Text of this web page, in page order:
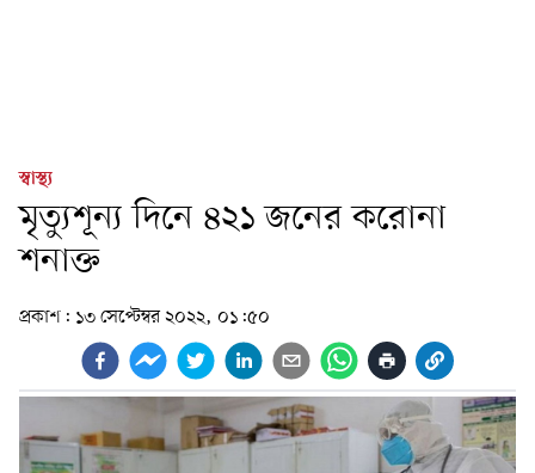
স্বাস্থ্য
মৃত্যুশূন্য দিনে ৪২১ জনের করোনা
শনাক্ত
প্রকাশ: ১৩ সেপ্টেম্বর ২০২২, ০১:৫০